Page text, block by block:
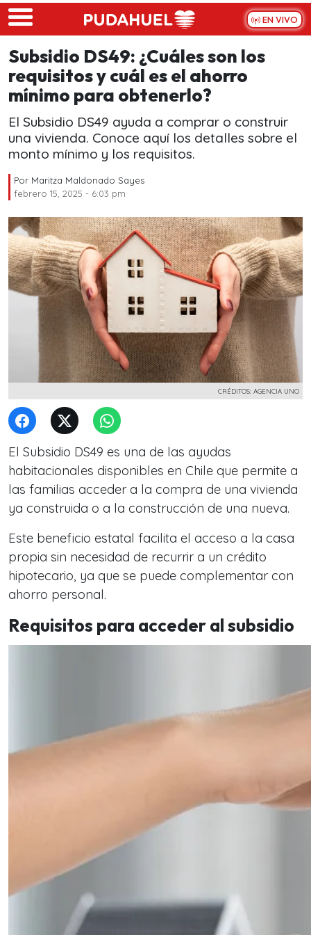
Skip to main content
EN VIVO
Subsidio DS49: ¿Cuáles son los
requisitos y cuál es el ahorro
mínimo para obtenerlo?
El Subsidio DS49 ayuda a comprar o construir
una vivienda. Conoce aquí los detalles sobre el
monto mínimo y los requisitos.
Por Maritza Maldonado Sayes
febrero 15, 2025 - 6:03 pm
CRÉDITOS: AGENCIA UNO
El Subsidio DS49 es una de las ayudas
habitacionales disponibles en Chile que permite a
las familias acceder a la compra de una vivienda
ya construida o a la construcción de una nueva.
Este beneficio estatal facilita el acceso a la casa
propia sin necesidad de recurrir a un crédito
hipotecario, ya que se puede complementar con
ahorro personal.
Requisitos para acceder al subsidio